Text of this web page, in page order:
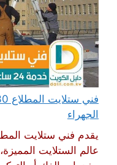
الجهراء
يقدم فني ستلايت
عالم الستلايت